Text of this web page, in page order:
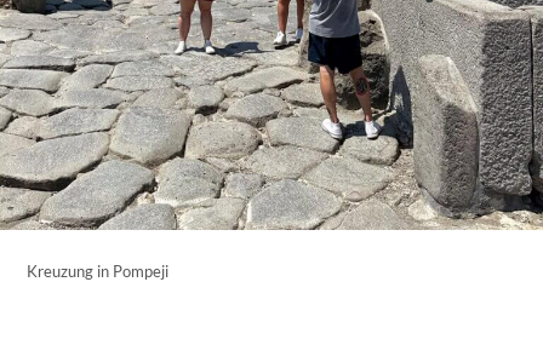
Kreuzung in Pompeji